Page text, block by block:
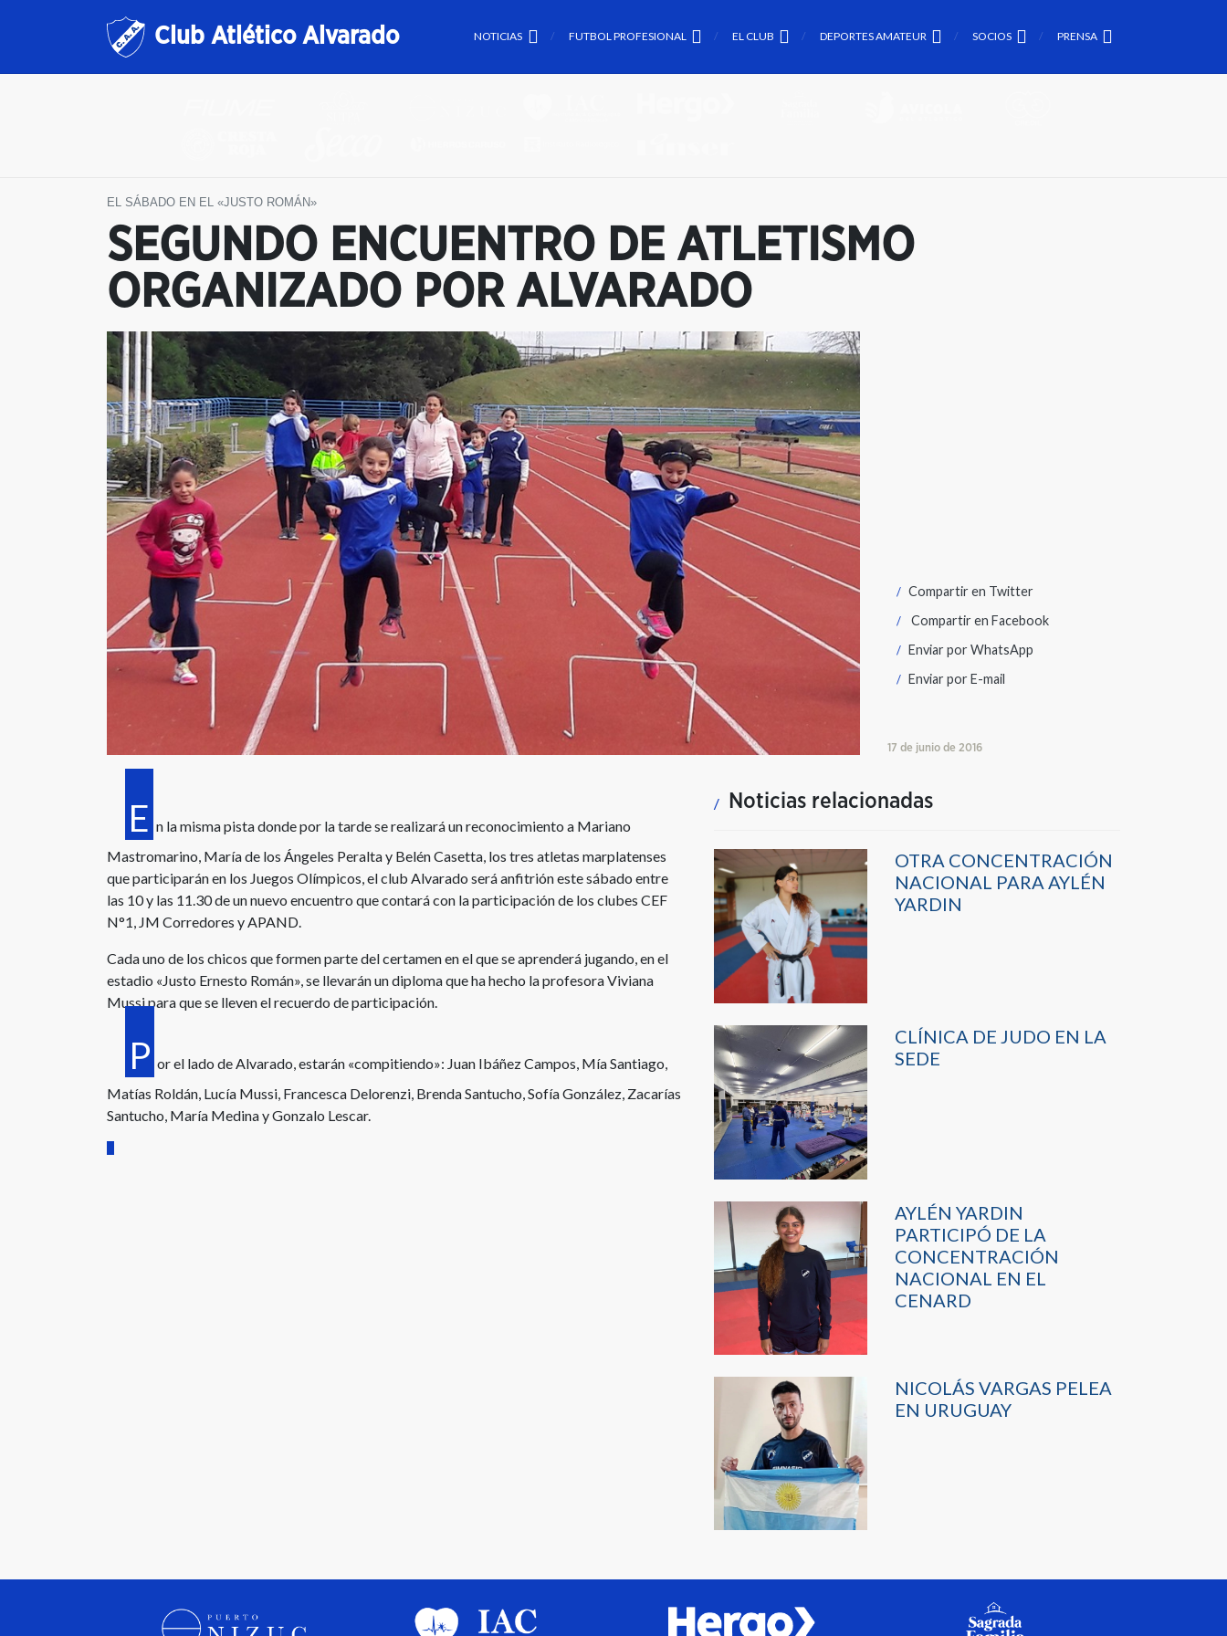
Club Atlético Alvarado NOTICIAS FUTBOL PROFESIONAL EL CLUB DEPORTES AMATEUR SOCIOS PRENSA
EL SÁBADO EN EL «JUSTO ROMÁN»
SEGUNDO ENCUENTRO DE ATLETISMO
ORGANIZADO POR ALVARADO
Compartir en Twitter
Compartir en Facebook
Enviar porWhatsApp
Enviar porE-mail
17 de junio de 2016
E n la misma pista donde por la tarde se realizará un reconocimiento a Mariano
Mastromarino, María de los Ángeles Peralta y Belén Casetta, los tres atletas marplatenses
que participarán en los Juegos Olímpicos, el club Alvarado será anfitrión este sábado entre
las 10 y las 11.30 de un nuevo encuentro que contará con la participación de los clubes CEF
N°1, JM Corredores y APAND.
Cada uno de los chicos que formen parte delcertamen en el que se aprenderá jugando, en el
estadio «Justo Ernesto Román», se llevarán un diploma que ha hecho la profesora Viviana
Mussi para que se lleven el recuerdo de participación.
P or el lado de Alvarado, estarán «compitiendo»: Juan Ibáñez Campos, Mía Santiago,
Matías Roldán, Lucía Mussi, Francesca Delorenzi, Brenda Santucho, Sofía González, Zacarías
Santucho, María Medina y Gonzalo Lescar.
Noticias relacionadas
OTRA CONCENTRACIÓN
NACIONAL PARA AYLÉN
YARDIN
CLÍNICA DE JUDO EN LA
SEDE
AYLÉN YARDIN
PARTICIPÓ DE LA
CONCENTRACIÓN
NACIONAL EN EL
CENARD
NICOLÁS VARGAS PELEA
EN URUGUAY